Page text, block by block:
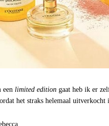
een limited edition gaat heb ik er
het straks helemaal